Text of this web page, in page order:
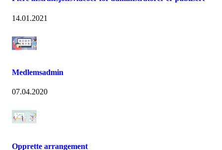
14.01.2021
Medlemsadmin
07.04.2020
Opprette arrangement